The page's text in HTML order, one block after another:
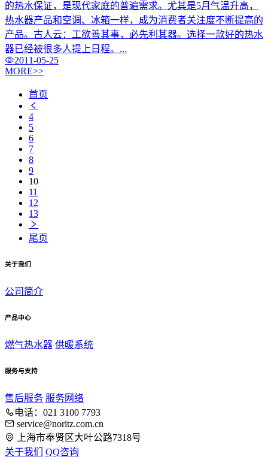
的热水保证，是现代家庭的普遍需求。尤其是5月气温升高，
热水器产品和空调、冰箱一样，成为消费者关注度不断提高的
产品。古人云：工欲善其事，必先利其器。选择一款好的热水
器已经被很多人提上日程。...
2011-05-25
MORE>>
首页
4
5
6
7
8
9
10
11
12
13
尾页
关于我们
公司简介
产品中心
燃气热水器 供暖系统
服务与支持
售后服务 服务网络
电话：021 3100 7793
service@noritz.com.cn
上海市奉贤区大叶公路7318号
关于我们
QQ咨询